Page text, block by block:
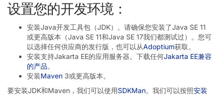
设置您的开发环境：
安装Java开发工具包（JDK）。请确保您安装了Java SE 11
或更高版本（Java SE 11和Java SE 17我们都测试过）。您可
以选择任何供应商的发行版，也可以从Adoptium获取。
安装支持Jakarta EE的应用服务器。下载任何Jakarta EE兼容
的产品。
安装Maven 3或更高版本。
要安装JDK和Maven，我们可以使用SDKMan。我们可以按照安装